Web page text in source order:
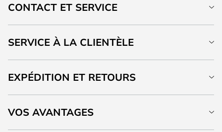
CONTACT ET SERVICE
SERVICE À LA CLIENTÈLE
EXPÉDITION ET RETOURS
VOS AVANTAGES